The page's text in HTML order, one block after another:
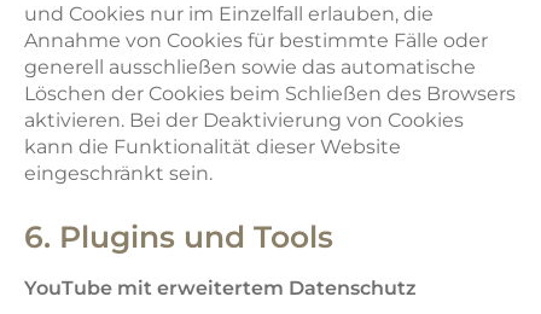
und Cookies nur im Einzelfall erlauben, die
Annahme von Cookies für bestimmte Fälle oder
generell ausschließen sowie das automatische
Löschen der Cookies beim Schließen des Browsers
aktivieren. Bei der Deaktivierung von Cookies
kann die Funktionalität dieser Website
eingeschränkt sein.
6. Plugins und Tools
YouTube mit erweitertem Datenschutz